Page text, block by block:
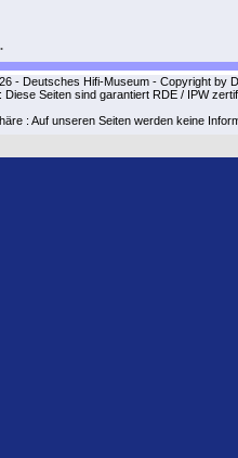
.
- Deutsches Hifi-Museum - Copyright by
Diese Seiten sind garantiert RDE / IPW
: Auf unseren Seiten werden keine